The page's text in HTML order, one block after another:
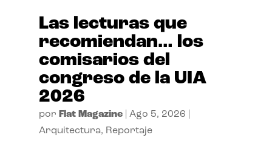
Las lecturas que
recomiendan… los
comisarios del
congreso de la UIA
2026
por Flat Magazine| Ago 5, 2026
Arquitectura, Reportaje